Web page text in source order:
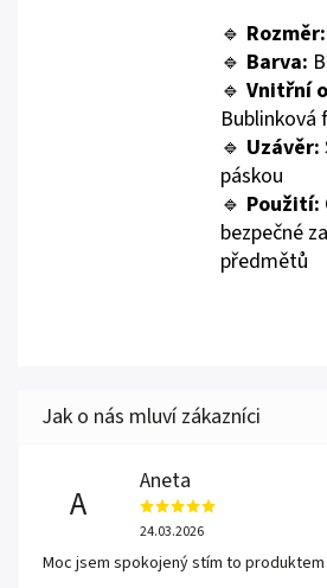
🔹 Rozměr:
🔹 Barva:
🔹Vnitřní
Bublinková
🔹 Uzávěr:
páskou
🔹 Použití:
bezpečné
předmětů
A
Aneta
24.03.2026
Moc jsem spokojený stím to produktem